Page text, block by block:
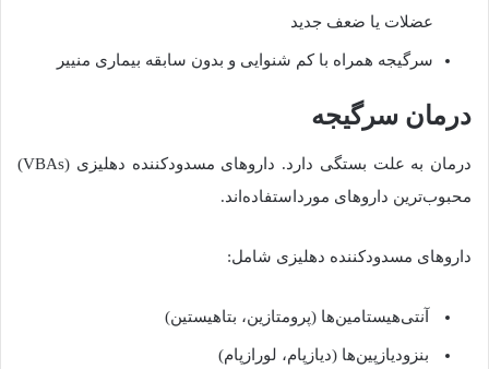
عضلات یا ضعف جدید
سرگیجه همراه با کم شنوایی و بدون سابقه بیماری منییر
درمان سرگیجه
درمان به علت بستگی دارد. داروهای مسدودکننده دهلیزی (VBAs)
محبوب‌ترین داروهای مورداستفاده‌اند.
داروهای مسدودکننده دهلیزی شامل:
آنتی‌هیستامین‌ها (پرومتازین، بتاهیستین)
بنزودیازپین‌ها (دیازپام، لورازپام)